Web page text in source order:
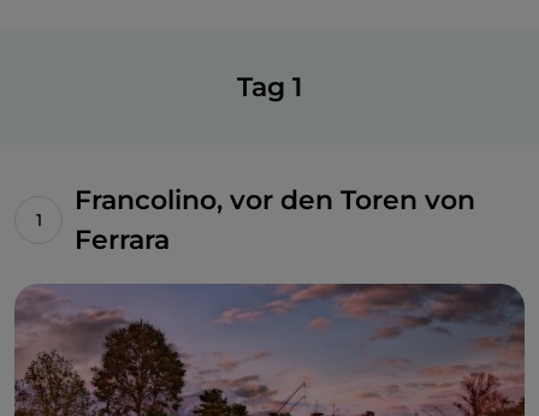
Tag 1
Francolino, vor den Toren von
Ferrara